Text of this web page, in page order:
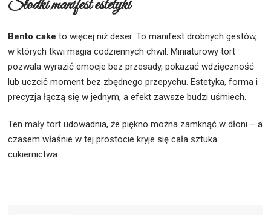
Słodki manifest estetyki
Bento cake to więcej niż deser. To manifest drobnych gestów,
w których tkwi magia codziennych chwil. Miniaturowy tort
pozwala wyrazić emocje bez przesady, pokazać wdzięczność
lub uczcić moment bez zbędnego przepychu. Estetyka, forma i
precyzja łączą się w jednym, a efekt zawsze budzi uśmiech.
Ten mały tort udowadnia, że piękno można zamknąć w dłoni – a
czasem właśnie w tej prostocie kryje się cała sztuka
cukiernictwa.